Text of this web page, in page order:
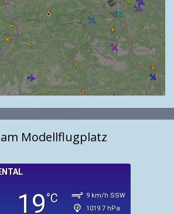
Modellflugplatz